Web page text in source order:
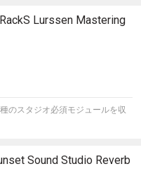
Lurssen Mastering
のスタジオ必須モジュールを収
Sound Studio Reverb